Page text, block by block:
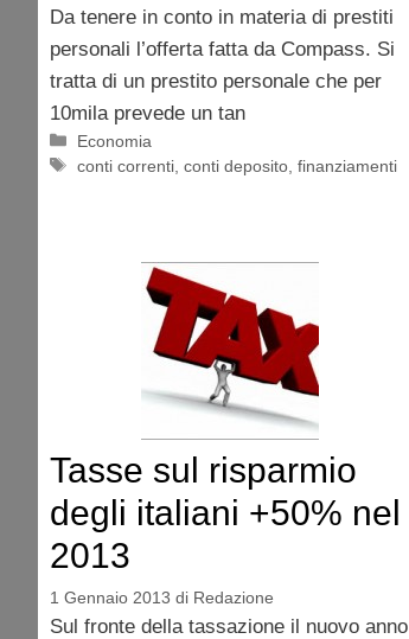
Da tenere in conto in materia di prestiti
personali l’offerta fatta da Compass. Si
tratta di un prestito personale che per
10mila prevede un tan
Categorie
Economia
Tag
conti correnti ,conti deposito ,finanziamenti
Tasse sul risparmio
degli italiani +50% nel
2013
1 Gennaio 2013 di Redazione
Sul fronte della tassazione il nuovo anno